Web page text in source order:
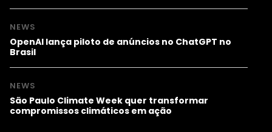
NEWS
OpenAI lança piloto de anúncios no ChatGPT no
Brasil
NEWS
São Paulo Climate Week quer transformar
compromissos climáticos em ação